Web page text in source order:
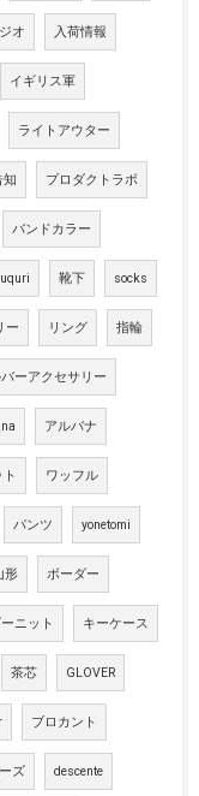
オ 入荷情報
イギリス軍
ライトアウター
知 プロダクトラボ
バンドカラー
靴下 socks
ー リング 指輪
ーアクセサリー
アルバナ
ワッフル
パンツ yonetomi
形 ボーダー
ニット キーケース
茶芯 GLOVER
ブロカント
ズ descente